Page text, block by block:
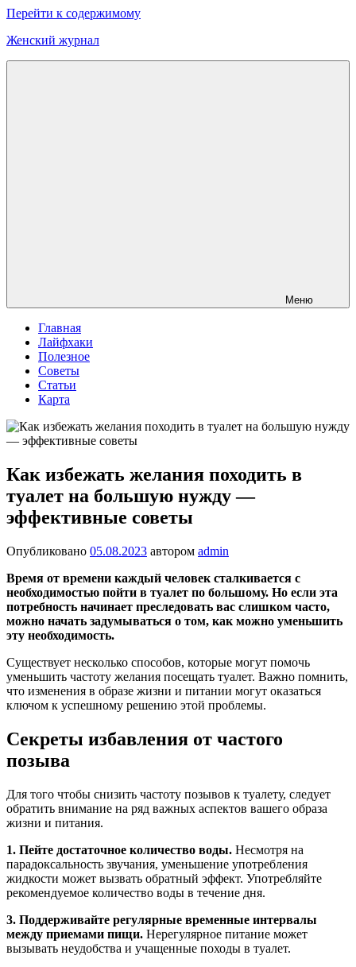
Перейти к содержимому
Женский журнал
Меню
Главная
Лайфхаки
Полезное
Советы
Статьи
Карта
Как избежать желания походить в
туалет на большую нужду —
эффективные советы
Опубликовано 05.08.2023 автором admin
Время от времени каждый человек сталкивается с
необходимостью пойти в туалет по большому. Но если эта
потребность начинает преследовать вас слишком часто,
можно начать задумываться о том, как можно уменьшить
эту необходимость.
Существует несколько способов, которые могут помочь
уменьшить частоту желания посещать туалет. Важно помнить,
что изменения в образе жизни и питании могут оказаться
ключом к успешному решению этой проблемы.
Секреты избавления от частого
позыва
Для того чтобы снизить частоту позывов к туалету, следует
обратить внимание на ряд важных аспектов вашего образа
жизни и питания.
1. Пейте достаточное количество воды. Несмотря на
парадоксальность звучания, уменьшение употребления
жидкости может вызвать обратный эффект. Употребляйте
рекомендуемое количество воды в течение дня.
3. Поддерживайте регулярные временные интервалы
между приемами пищи. Нерегулярное питание может
вызывать неудобства и учащенные походы в туалет.